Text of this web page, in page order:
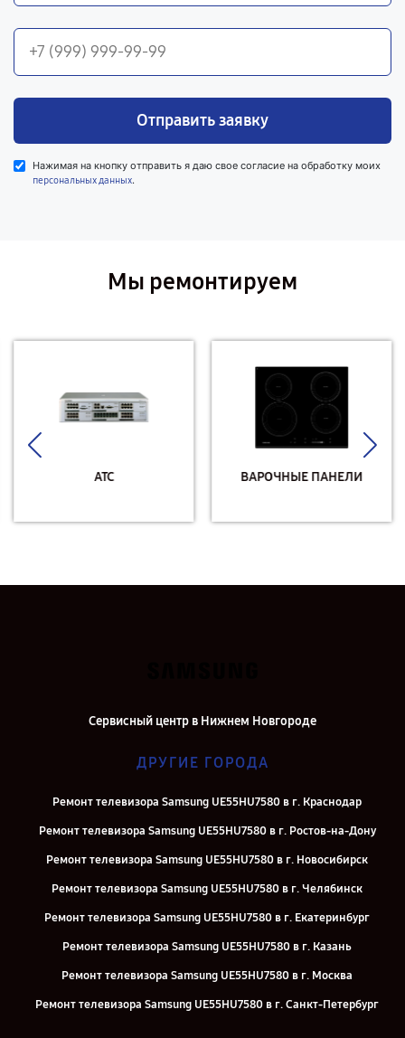
Отправить заявку
Нажимая на кнопку отправить я даю свое согласие на обработку моих
персональных данных.
Мы ремонтируем
АТС ВАРОЧНЫЕ ПАНЕЛИ
Сервисный центр в Нижнем Новгороде
ДРУГИЕ ГОРОДА
Ремонт телевизора Samsung UE55HU7580 в г. Краснодар
Ремонт телевизора Samsung UE55HU7580 в г. Ростов-на-Дону
Ремонт телевизора Samsung UE55HU7580 в г. Новосибирск
Ремонт телевизора Samsung UE55HU7580 в г. Челябинск
Ремонт телевизора Samsung UE55HU7580 в г. Екатеринбург
Ремонт телевизора Samsung UE55HU7580 в г. Казань
Ремонт телевизора Samsung UE55HU7580 в г. Москва
Ремонт телевизора Samsung UE55HU7580 в г. Санкт-Петербург